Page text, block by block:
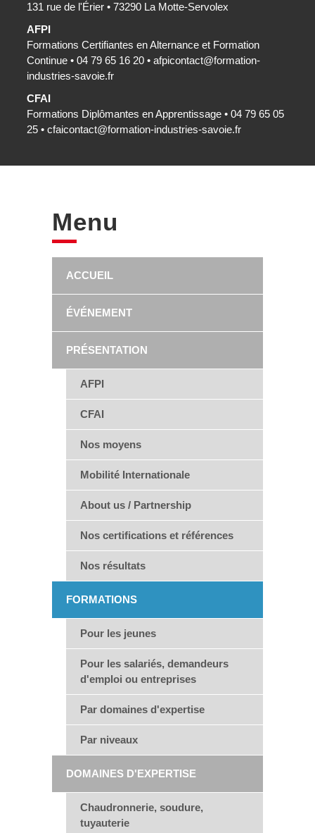
131 rue de l'Érier • 73290 La Motte-Servolex
AFPI
Formations Certifiantes en Alternance et Formation
Continue • 04 79 65 16 20 • afpicontact@formation-
industries-savoie.fr
CFAI
Formations Diplômantes en Apprentissage • 04 79 65 05
25 • cfaicontact@formation-industries-savoie.fr
Menu
ACCUEIL
ÉVÉNEMENT
PRÉSENTATION
AFPI
CFAI
Nos moyens
Mobilité Internationale
About us / Partnership
Nos certifications et références
Nos résultats
FORMATIONS
Pour les jeunes
Pour les salariés, demandeurs
d'emploi ou entreprises
Par domaines d'expertise
Par niveaux
DOMAINES D'EXPERTISE
Chaudronnerie, soudure,
tuyauterie